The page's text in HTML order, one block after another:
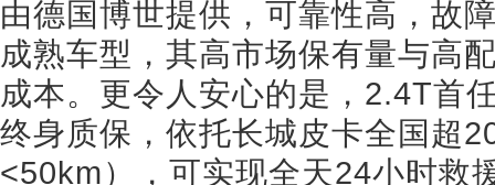
由德国博世提供，可靠性高，故
成熟车型，其高市场保有量与高
成本。更令人安心的是，2.4T首
终身质保，依托长城皮卡全国超
<50km），可实现全天24小时救